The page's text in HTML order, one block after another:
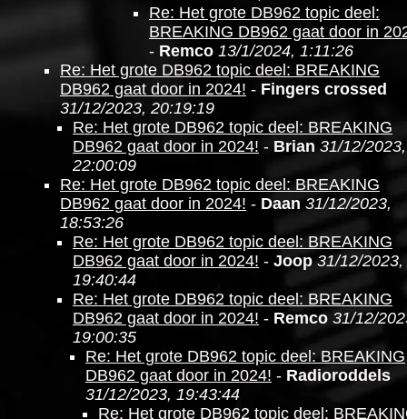
Re: Het grote DB962 topic deel:
BREAKING DB962 gaat door in
- Remco 13/1/2024, 1:11:26
Re: Het grote DB962 topic deel: BREAKING
DB962 gaat door in 2024! - Fingers crossed
31/12/2023, 20:19:19
Re: Het grote DB962 topic deel: BREAKING
DB962 gaat door in 2024! - Brian 31/12/2023,
22:00:09
Re: Het grote DB962 topic deel: BREAKING
DB962 gaat door in 2024! - Daan 31/12/2023,
18:53:26
Re: Het grote DB962 topic deel: BREAKING
DB962 gaat door in 2024! - Joop 31/12/2023,
19:40:44
Re: Het grote DB962 topic deel: BREAKING
DB962 gaat door in 2024! - Remco 31/12/
19:00:35
Re: Het grote DB962 topic deel: BREAKING
DB962 gaat door in 2024! - Radioroddels
31/12/2023, 19:43:44
Re: Het grote DB962 topic deel: